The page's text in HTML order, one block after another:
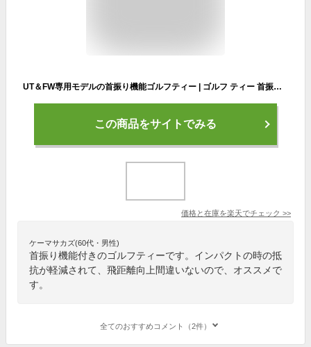
UT＆FW専用モデルの首振り機能ゴルフティー | ゴルフ ティー 首振り 飛距離 振り抜き 飛ぶ 人気 折れない なくならない 紫外線 UV プレゼント ダイヤゴルフ UT FW ユーティリティー フェアウェイウッド カラー | エアロスパークティーUT＆FW TE-721
この商品をサイトでみる
価格と在庫を楽天でチェック >>
ケーマサカズ(60代・男性)
首振り機能付きのゴルフティーです。インパクトの時の抵
抗が軽減されて、飛距離向上間違いないので、オススメで
す。
全てのおすすめコメント（2件）